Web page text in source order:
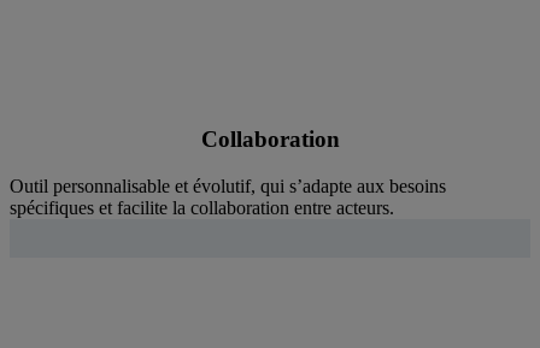
Collaboration
Outil personnalisable et évolutif, qui s’adapte aux besoins
spécifiques et facilite la collaboration entre acteurs.